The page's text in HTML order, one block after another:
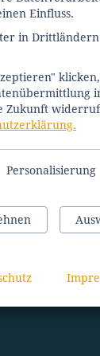
Einfluss.
in
Zukunft
Personalisierung